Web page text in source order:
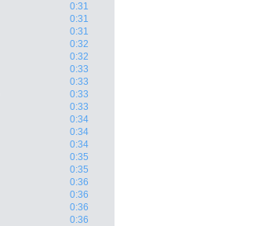
0:31
0:31
0:31
0:32
0:32
0:33
0:33
0:33
0:33
0:34
0:34
0:34
0:35
0:35
0:36
0:36
0:36
0:36